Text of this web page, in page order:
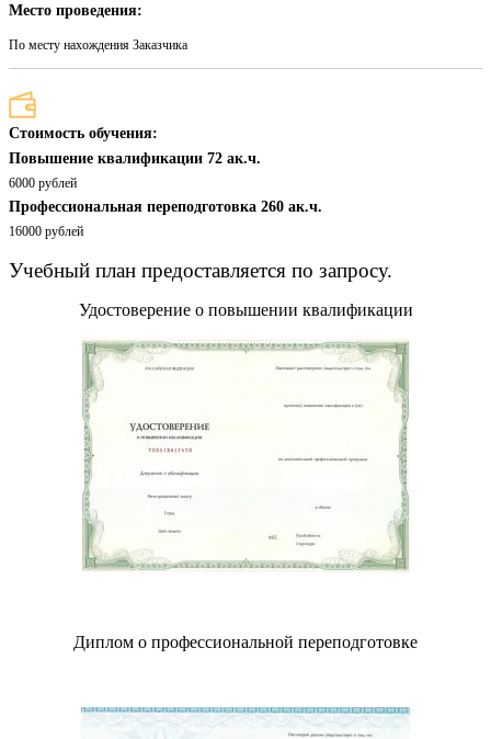
Место проведения:
По месту нахождения Заказчика
Стоимость обучения:
Повышение квалификации 72 ак.ч.
6000 рублей
Профессиональная переподготовка 260 ак.ч.
16000 рублей
Учебный план предоставляется по запросу.
Удостоверение о повышении квалификации
Диплом о профессиональной переподготовке